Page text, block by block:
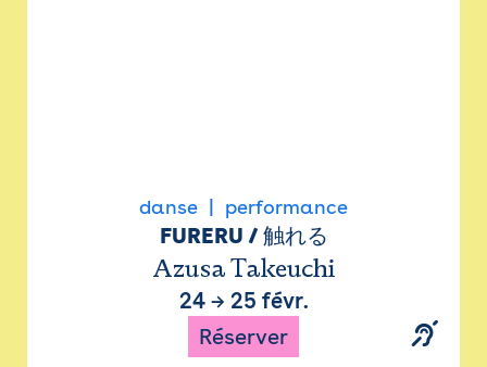
danse performance
FURERU / 触れる
Azusa Takeuchi
24→ 25 févr.
Réserver